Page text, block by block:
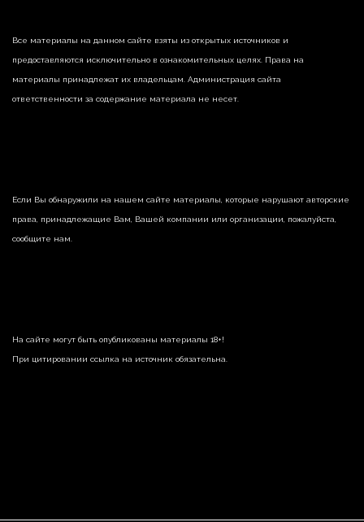
Все материалы на данном сайте взяты из открытых источников и
предоставляются исключительно в ознакомительных целях. Права на
материалы принадлежат их владельцам. Администрация сайта
ответственности за содержание материала не несет.
Если Вы обнаружили на нашем сайте материалы, которые нарушают авторские
права, принадлежащие Вам, Вашей компании или организации, пожалуйста,
сообщите нам.
На сайте могут быть опубликованы материалы 18+!
При цитировании ссылка на источник обязательна.